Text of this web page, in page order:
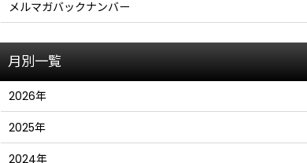
メルマガバックナンバー
月別一覧
2026年
2025年
2024年